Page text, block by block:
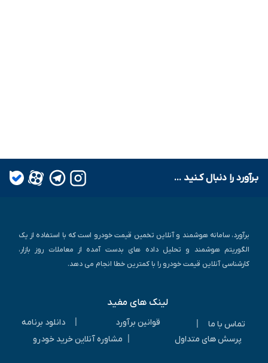
بـرآورد را دنبال کـنید ...
برآورد، سامانه هوشمند و آنلاین تخمین قیمت خودرو است که با استفاده از یک
الگوریتم هوشمند و تحلیل داده های بدست آمده از معاملات روز بازار،
کارشناسی آنلاین قیمت خودرو را با کمترین خطا انجام می دهد.
لینک های مفید
تماس با ما قوانین برآورد
دانلود برنامه
پرسش های متداول
مشاوره آنلاین خرید خودرو